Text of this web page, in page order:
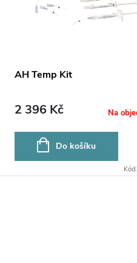
AH Temp Kit
2 396 Kč Na
Do košíku
Kód: